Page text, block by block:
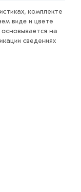
с Вами для
чека
комплекте
виде и цвете
на
сведениях